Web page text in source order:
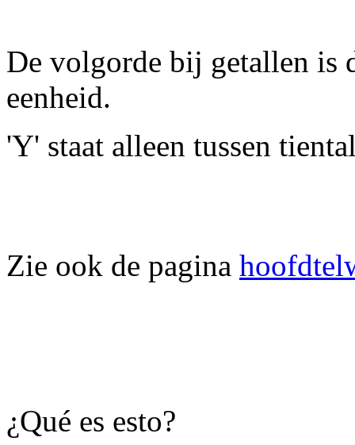
De volgorde bij getallen is
eenheid.
'Y' staat alleen tussen
Zie ook de pagina
¿Qué es esto?